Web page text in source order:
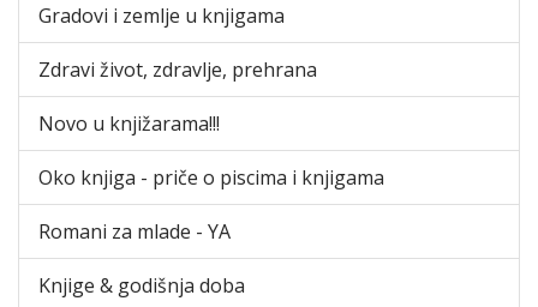
Gradovi i zemlje u knjigama
Zdravi život, zdravlje, prehrana
Novo u knjižarama!!!
Oko knjiga - priče o piscima i knjigama
Romani za mlade - YA
Knjige & godišnja doba